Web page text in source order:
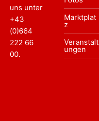
uns unter
+43
(0)664
222 66
00.
Marktplat
z
Veranstalt
ungen